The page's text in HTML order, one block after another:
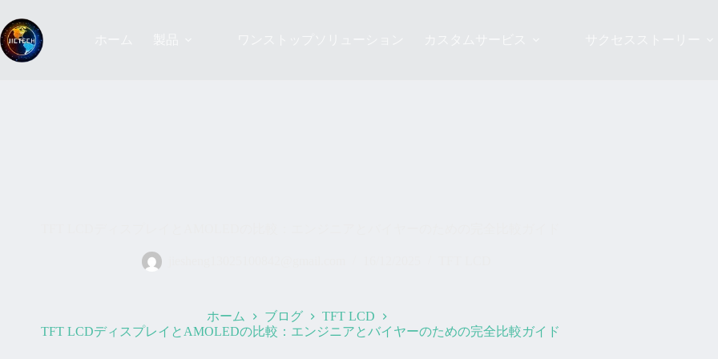
ン
テ
ン
ツ
ホーム ブログ
TFT LCD
TFT LCDディスプレイとAMOLEDの比較：エンジニアとバイヤーのための完全比較ガイド